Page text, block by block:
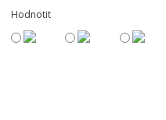
Hodnotit